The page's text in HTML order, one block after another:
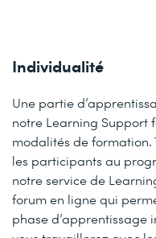
Individualité
Une partie
notre Learning Support
modalités de formation.
les participants au
notre service de
forum en ligne qui
phase d’apprentissage